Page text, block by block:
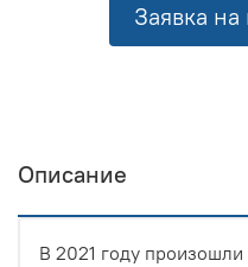
Заявка
Описание
В 2021 году